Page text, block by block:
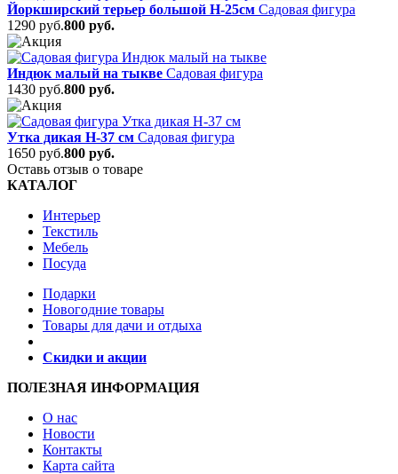
Йоркширский терьер большой Н-25см Садовая фигура
1290 руб.800 руб.
Индюк малый на тыкве Садовая фигура
1430 руб.800 руб.
Утка дикая Н-37 см Садовая фигура
1650 руб.800 руб.
Оставь отзыв о товаре
КАТАЛОГ
Интерьер
Текстиль
Мебель
Посуда
Подарки
Новогодние товары
Товары для дачи и отдыха
Скидки и акции
ПОЛЕЗНАЯ ИНФОРМАЦИЯ
О нас
Новости
Контакты
Карта сайта